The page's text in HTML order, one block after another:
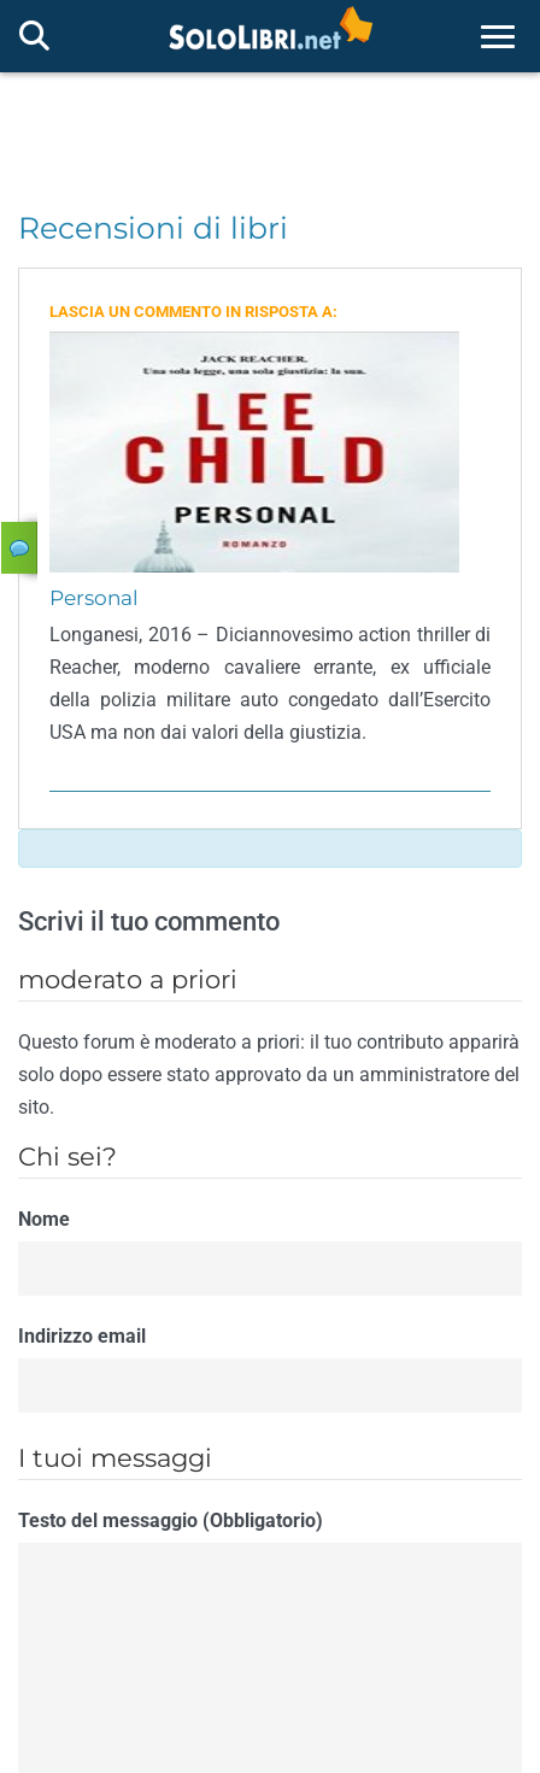
Recensioni di libri
LASCIA UN COMMENTO IN RISPOSTA A:
Personal
Longanesi, 2016 – Diciannovesimo action thriller di
Reacher, moderno cavaliere errante, ex ufficiale
della polizia militare auto congedato dall’Esercito
USA ma non dai valori della giustizia.
Scrivi il tuo commento
moderato a priori
Questo forum è moderato a priori: il tuo contributo apparirà
solo dopo essere stato approvato da un amministratore del
sito.
Chi sei?
Nome
Indirizzo email
I tuoi messaggi
Testo del messaggio (Obbligatorio)